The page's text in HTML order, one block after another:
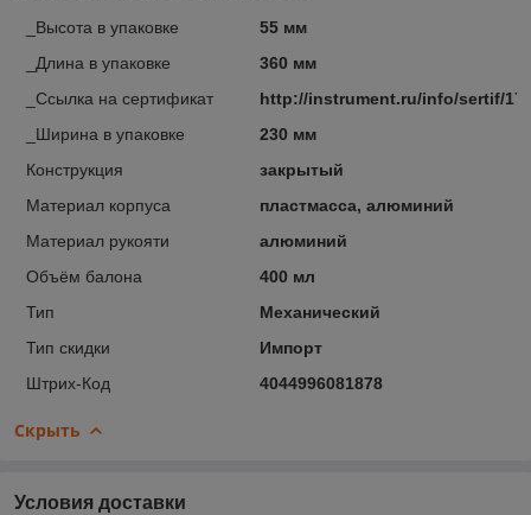
_Высота в упаковке
55 мм
_Длина в упаковке
360 мм
_Ссылка на сертификат
http://instrument.ru/info/sertif/
_Ширина в упаковке
230 мм
Конструкция
закрытый
Материал корпуса
пластмасса, алюминий
Материал рукояти
алюминий
Объём балона
400 мл
Тип
Механический
Тип скидки
Импорт
Штрих-Код
4044996081878
Скрыть
Условия доставки